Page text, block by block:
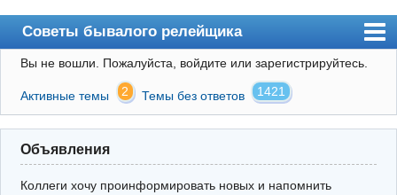
Советы бывалого релейщика
Форум
Правила
Поиск
Регистрация
Вы не вошли. Пожалуйста, войдите или зарегистрируйтесь.
Активные темы 2 Темы без ответов 1421
Объявления
Коллеги хочу проинформировать новых и напомнить